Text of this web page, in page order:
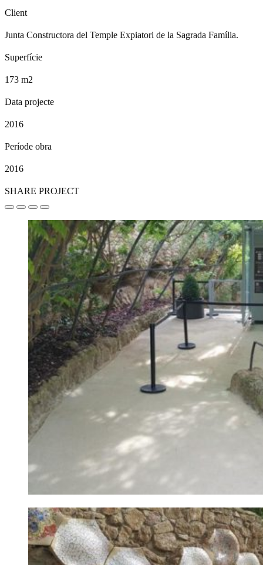
Client
Junta Constructora del Temple Expiatori de la Sagrada Família.
Superfície
173 m2
Data projecte
2016
Període obra
2016
SHARE PROJECT